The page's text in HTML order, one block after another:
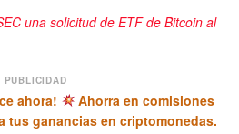
una solicitud de ETF de Bitcoin al
PUBLICIDAD
ahora!
Ahorra en comisiones
tus ganancias en criptomonedas.